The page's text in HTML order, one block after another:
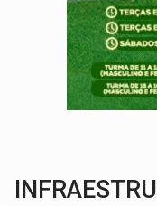
A ILHA: